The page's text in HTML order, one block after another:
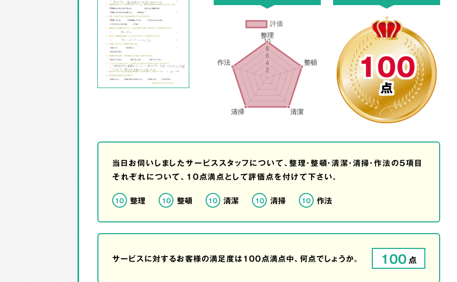
100
点
当日お伺いしましたサービススタッフについて、整理・整頓・清潔・清掃・作法の5項目
それぞれについて、10点満点として評価点を付けて下さい。
10 整理 10 整頓 10 清潔 10 清掃 10 作法
サービスに対するお客様の満足度は100点満点中、何点でしょうか。 100点